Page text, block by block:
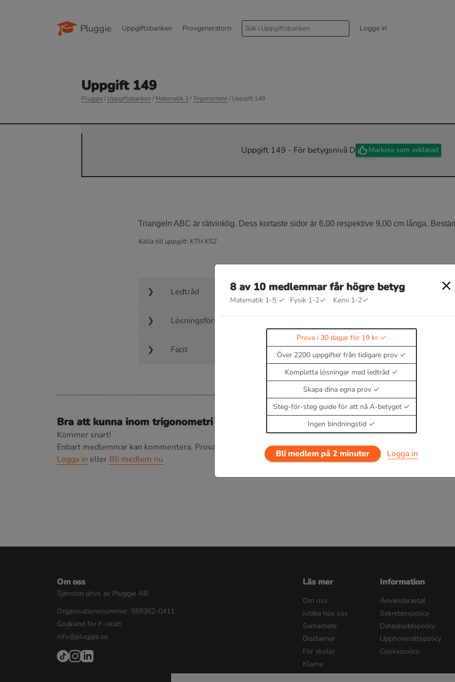
Pluggie Uppgiftsbanken Provgeneratorn Logga in
Uppgift 149
Pluggie/Uppgiftsbanken /Matematik 3 /Trigonometri / Uppgift 149
Uppgift 149 - För betygsnivå D Markera som avklarad
Triangeln ABC är rätvinklig. Dess kortaste sidor är 6,00 respektive 9,00 cm långa.
Källa till uppgift: KTH KS2
Ledtråd
Lösningsförslag
Facit
Bra att kunna inom trigonometri
Kommer snart!
Enbart medlemmar kan kommentera. Prova i 30 dagar för 19 kr.
Logga in eller Bli medlem nu
8 av 10 medlemmar får högre betyg
Matematik 1-5 ✓ Fysik 1-2✓ Kemi 1-2✓
Prova i 30 dagar för 19 kr
Över 2200 uppgifter från tidigare prov
Kompletta lösningar med ledtråd
Skapa dina egna prov
Steg-för-steg guide för att nå A-betyget
Ingen bindningstid
Bli medlem på 2 minuter Logga in
Om oss
Tjänsten drivs av Pluggie AB
Organisationsnummer: 559362-0411
Godkänd för F-skatt
info@pluggie.se
Läs mer
Om oss
Jobba hos oss
Samarbete
Disclaimer
För skolor
Klarna
Information
Användaravtal
Sekretesspolicy
Dataskyddspolicy
Upphovsrättspolicy
Cookiepolicy